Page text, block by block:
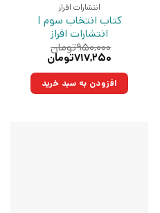
انتشارات افراز
کتاب انتخاب سوم |
انتشارات افراز
۹۵۰,۰۰۰تومان
قیمت
۹۵۰,۰۰۰تومان
بود.
۷۱۷,۲۵۰تومان
۷۱۷,۲۵۰تومان.افزودن به سبد خرید